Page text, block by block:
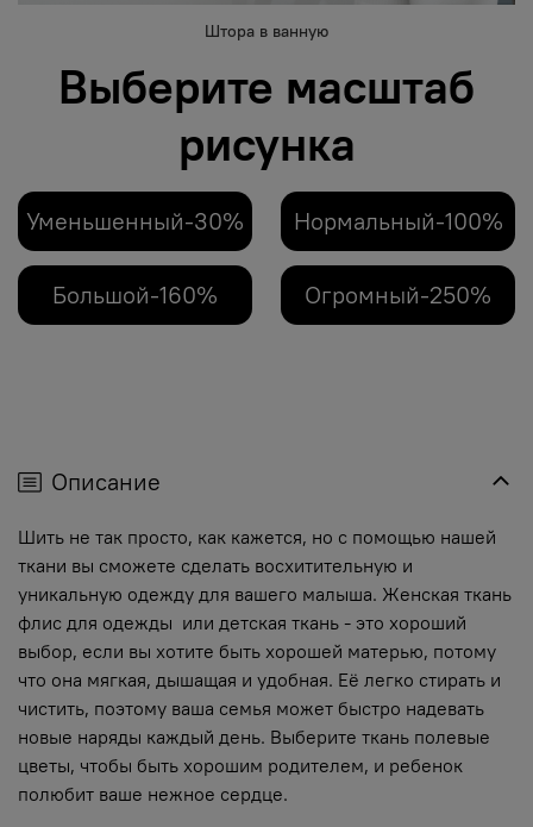
Штора в ванную
Выберите масштаб
рисунка
Уменьшенный-30% Нормальный-100%
Большой-160% Огромный-250%
Описание
Шить не так просто, как кажется, но с помощью нашей
ткани вы сможете сделать восхитительную и
уникальную одежду для вашего малыша. Женская ткань
флис для одежды или детская ткань - это хороший
выбор, если вы хотите быть хорошей матерью, потому
что она мягкая, дышащая и удобная. Её легко стирать и
чистить, поэтому ваша семья может быстро надевать
новые наряды каждый день. Выберите ткань полевые
цветы, чтобы быть хорошим родителем, и ребенок
полюбит ваше нежное сердце.